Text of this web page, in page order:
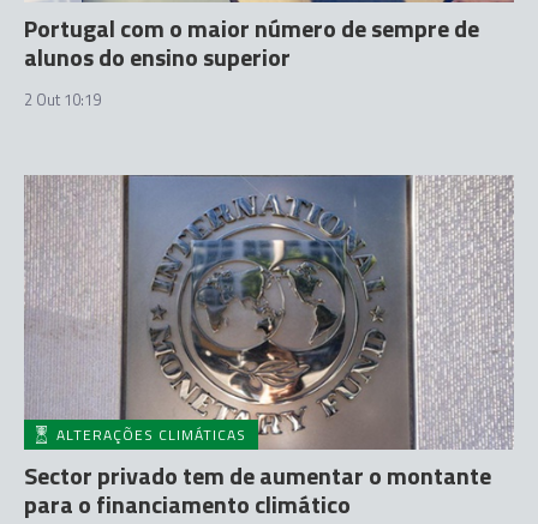
Portugal com o maior número de sempre de
alunos do ensino superior
2 Out 10:19
ALTERAÇÕES CLIMÁTICAS
Sector privado tem de aumentar o montante
para o financiamento climático